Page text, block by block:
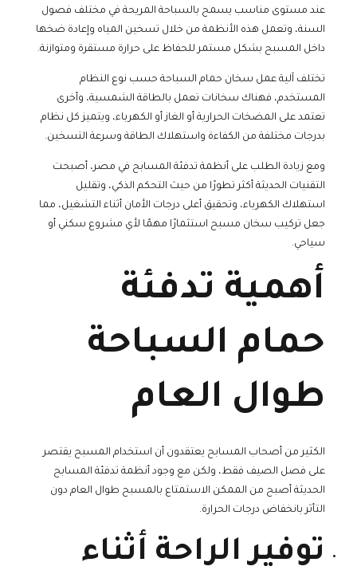
عند مستوى مناسب يسمح بالسباحة المريحة في مختلف فصول
السنة، وتعمل هذه الأنظمة من خلال تسخين المياه وإعادة ضخها
داخل المسبح بشكل مستمر للحفاظ على حرارة مستقرة ومتوازنة.
تختلف آلية عمل سخان حمام السباحة حسب نوع النظام
المستخدم، فهناك سخانات تعمل بالطاقة الشمسية، وأخرى
تعتمد على المضخات الحرارية أو الغاز أو الكهرباء، ويتميز كل نظام
بدرجات مختلفة من الكفاءة واستهلاك الطاقة وسرعة التسخين.
ومع زيادة الطلب على أنظمة تدفئة المسابح في مصر، أصبحت
التقنيات الحديثة أكثر تطورًا من حيث التحكم الذكي، وتقليل
استهلاك الكهرباء، وتحقيق أعلى درجات الأمان أثناء التشغيل، مما
جعل تركيب سخان مسبح استثمارًا مهمًا لأي مشروع سكني أو
سياحي.
أهمية تدفئة
حمام السباحة
طوال العام
الكثير من أصحاب المسابح يعتقدون أن استخدام المسبح يقتصر
على فصل الصيف فقط، ولكن مع وجود أنظمة تدفئة المسابح
الحديثة أصبح من الممكن الاستمتاع بالمسبح طوال العام دون
التأثر بانخفاض درجات الحرارة.
توفير الراحة أثناء